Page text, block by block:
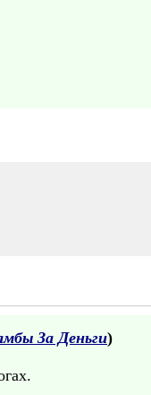
За Деньги)